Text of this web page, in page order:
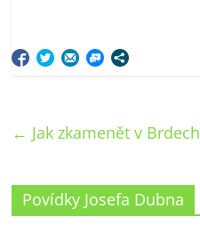
← Jak zkamenět v
Povídky Josefa Dubna